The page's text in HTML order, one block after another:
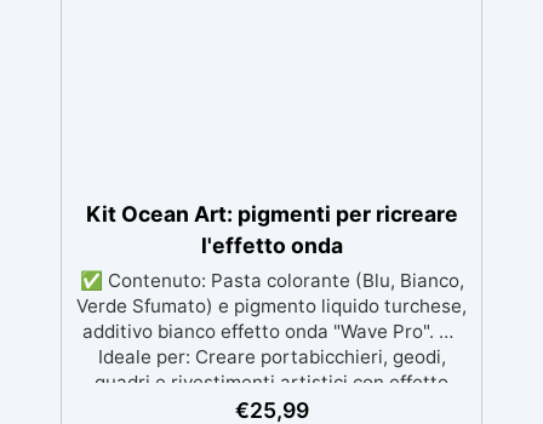
Kit Ocean Art: pigmenti per ricreare
l'effetto onda
✅ Contenuto: Pasta colorante (Blu, Bianco,
Verde Sfumato) e pigmento liquido turchese,
additivo bianco effetto onda "Wave Pro". ✅
Ideale per: Creare portabicchieri, geodi,
quadri e rivestimenti artistici con effetto
onda naturale. ✅ Tecnica di Colata: Colare
€25,99